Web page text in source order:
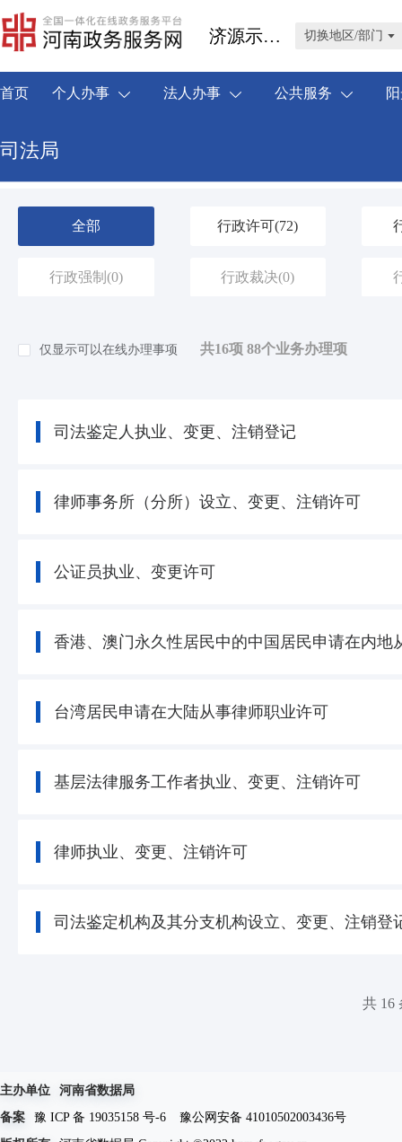
济源示范区 切换地区/部门
首页 个人办事 法人办事 公共服务
司法局
全部 行政许可(72)
行政强制 (0) 行政裁决(0)
仅显示可以在线办理事项 共16项 88个业务办理项
司法鉴定人执业、变更、注销登记
律师事务所（分所）设立、变更、注销许可
公证员执业、变更许可
香港、澳门永久性居民中的中国居民申请在内地
台湾居民申请在大陆从事律师职业许可
基层法律服务工作者执业、变更、注销许可
律师执业、变更、注销许可
司法鉴定机构及其分支机构设立、变更、注销登
共 16
主办单位
河南省数据局
备案
豫 ICP 备 19035158 号-6
豫公网安备 41010502003436号